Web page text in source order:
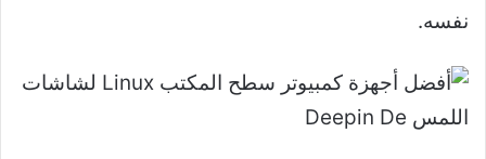
نفسه.